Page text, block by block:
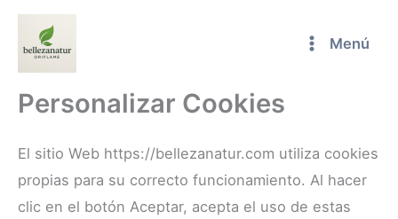
Menú
Personalizar Cookies
El sitio Web https://bellezanatur.com utiliza cookies
propias para su correcto funcionamiento. Al hacer
clic en el botón Aceptar, acepta el uso de estas